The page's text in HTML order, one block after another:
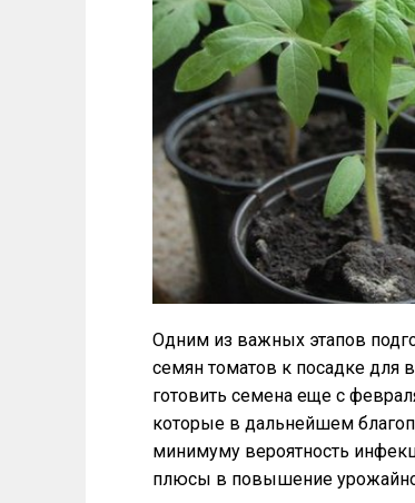
Одним из важных этапов
семян томатов к посадке для
готовить семена еще с
которые в дальнейшем
минимуму вероятность
плюсы в повышение